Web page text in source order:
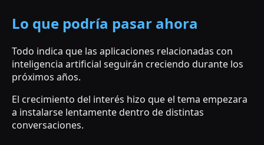
Lo que podría pasar ahora
Todo indica que las aplicaciones relacionadas con
inteligencia artificial seguirán creciendo durante los
próximos años.
El crecimiento del interés hizo que el tema empezara
a instalarse lentamente dentro de distintas
conversaciones.